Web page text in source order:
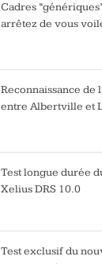
Cadres
arrêtez de vous
Reconnaissance de
entre Albertville et
Test longue durée
Xelius DRS 10.0
Test exclusif du